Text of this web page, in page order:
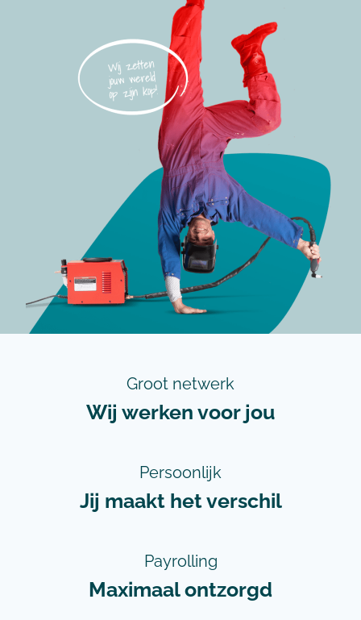
Groot netwerk
Wij werken voor jou
Persoonlijk
Jij maakt het verschil
Payrolling
Maximaal ontzorgd